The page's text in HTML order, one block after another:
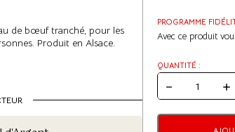
de bœuf tranché, pour les
Produit en Alsace.
PROGRAMME
Avec ce produit
QUANTITÉ :
QUANTITÉ
DE
DE